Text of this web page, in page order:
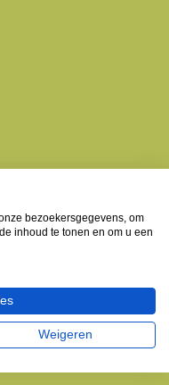
bezoekersgegevens, om
inhoud te tonen en om u een
Weigeren